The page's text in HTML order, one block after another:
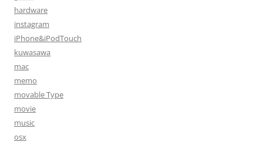
hardware
instagram
iPhone&iPodTouch
kuwasawa
mac
memo
movable Type
movie
music
osx